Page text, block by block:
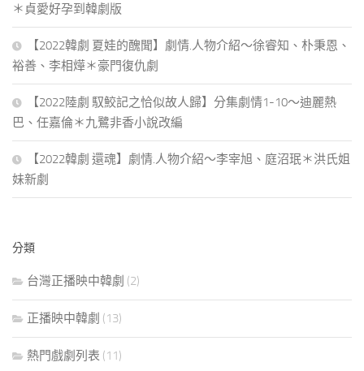
＊貞愛好孕到韓劇版
【2022韓劇 夏娃的醜聞】劇情.人物介紹～徐睿知、朴秉恩、
裕善、李相燁＊豪門復仇劇
【2022陸劇 馭鮫記之恰似故人歸】分集劇情1-10～迪麗熱
巴、任嘉倫＊九鷺非香小說改編
【2022韓劇 還魂】劇情.人物介紹～李宰旭、庭沼珉＊洪氏姐
妹新劇
分類
台灣正播映中韓劇 (2)
正播映中韓劇 (13)
熱門戲劇列表 (11)